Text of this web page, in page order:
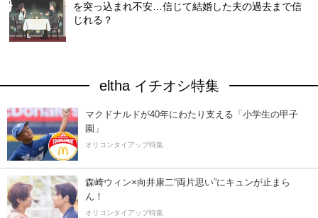
を突っ込まれ不安…信じて結婚した夫の過去まで信
じれる？
eltha イチオシ特集
マクドナルドが40年にわたり支える「小学生の甲子
園」
オリコンタイアップ特集
森崎ウィン×向井康二“両片思い”にキュンが止まら
ん！
オリコンタイアップ特集